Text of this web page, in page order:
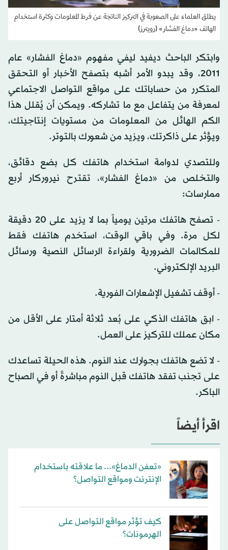
يطلق العلماء على الصعوبة في التركيز الناتجة عن فرط المعلومات وكثرة استخدام
الهاتف «دماغ الفشار» (رويترز)
وابتكر الباحث ديفيد ليفي مفهوم «دماغ الفشار» عام
2011، وقد يبدو الأمر أشبه بتصفح الأخبار أو التحقق
المتكرر من حساباتك على مواقع التواصل الاجتماعي
لمعرفة من يتفاعل مع ما تشاركه. ويمكن أن يُقلل هذا
الكم الهائل من المعلومات من مستويات إنتاجيتك،
ويؤثر على ذاكرتك، ويزيد من شعورك بالتوتر.
وللتصدي لدوامة استخدام هاتفك كل بضع دقائق،
والتخلص من «دماغ الفشار»، تقترح نيروركار أربع
ممارسات:
- تصفح هاتفك مرتين يومياً بما لا يزيد على 20 دقيقة
لكل مرة. وفي باقي الوقت، استخدم هاتفك فقط
للمكالمات الضرورية ولقراءة الرسائل النصية ورسائل
البريد الإلكتروني.
- أوقف تشغيل الإشعارات الفورية.
- ابق هاتفك الذكي على بُعد ثلاثة أمتار على الأقل من
مكان عملك للتركيز على العمل.
- لا تضع هاتفك بجوارك عند النوم. هذه الحيلة تساعدك
على تجنب تفقد هاتفك قبل النوم مباشرةً أو في الصباح
الباكر.
اقرأ أيضاً
«تعفن الدماغ»... ما علاقته باستخدام
الإنترنت ومواقع التواصل؟
كيف تؤثر مواقع التواصل على
الهرمونات؟